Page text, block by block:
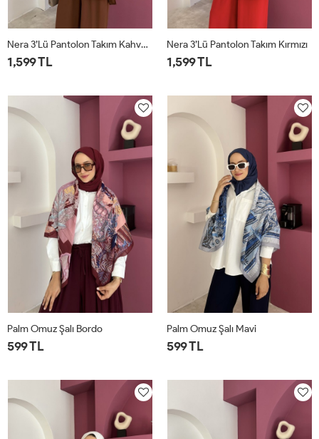
Nera 3’lü Pantolon Takım Kahverengi
1,599 TL
Nera 3’lü Pantolon Takım Kırmızı
1,599 TL
Palm Omuz Şalı Bordo
599 TL
Palm Omuz Şalı Mavi
599 TL